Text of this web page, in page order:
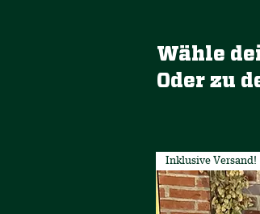
Wähle
Oder zu
Inklusive Versand!